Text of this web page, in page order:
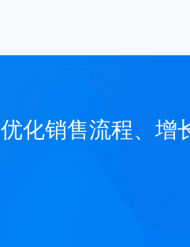
优化销售流程、增